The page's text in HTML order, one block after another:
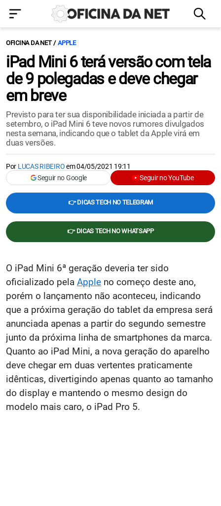
OFICINA DA NET APPLE
iPad Mini 6 terá versão com tela
de 9 polegadas e deve chegar
em breve
Previsto para ter sua disponibilidade iniciada a partir de
setembro, o iPad Mini 6 teve novos rumores divulgados
nesta semana, indicando que o tablet da Apple virá em
duas versões.
Por LUCAS RIBEIROem04/05/2021 19:11
Seguir no Google
Seguir no YouTube
👉 DICAS TECH NO TELEGRAM
👉 DICAS TECH NO WHATSAPP
O iPad Mini 6ª geração deveria ter sido
oficializado pela Apple no começo deste ano,
porém o lançamento não aconteceu, indicando
que a próxima geração do tablet da empresa será
anunciada apenas a partir do segundo semestre
junto da próxima linha de smartphones da marca.
Quanto ao iPad Mini, a nova geração do aparelho
deve chegar em duas vertentes praticamente
idênticas, divertigindo apenas quanto ao tamanho
do display e mantendo o mesmo design do
modelo mais caro, o iPad Pro 5.